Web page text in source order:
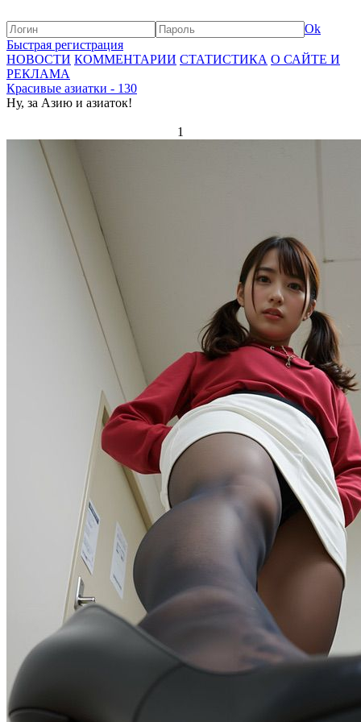
Ok
Быстрая регистрация
НОВОСТИ КОММЕНТАРИИ СТАТИСТИКА О САЙТЕ И
РЕКЛАМА
Красивые азиатки - 130
Ну, за Азию и азиаток!
1